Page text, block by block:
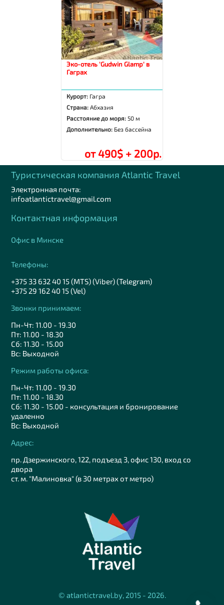
Эко-отель 'Gudwin Glamp' в
Гаграх
Курорт: Гагра
Страна:Абхазия
Расстояние до моря: 50 м
Дополнительно: Без бассейна
от 490$ + 200р.
Туристическая компания Аtlantic Travel
Электронная почта:
infoatlantictravel@gmail.com
Контактная информация
Офис в Минске
Телефоны:
+375 33 632 40 15 (MTS) (Viber) (Telegram)
+375 29 162 40 15 (Vel)
Звонки принимаем:
Пн-Чт: 11.00 - 19.30
Пт: 11.00 - 18.30
Сб: 11.30 - 15.00
Вс: Выходной
Режим работы офиса:
Пн-Чт: 11.00 - 19.30
Пт: 11.00 - 18.30
Сб: 11.30 - 15.00 - консультация и бронирование
удаленно
Вс: Выходной
Адрес:
пр. Дзержинского, 122, подъезд 3, офис 130, вход со
двора
ст. м. "Малиновка" (в 30 метрах от метро)
© atlantictravel.by, 2015 - 2026.